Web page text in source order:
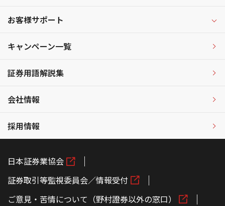
お客様サポート
キャンペーン一覧
証券用語解説集
会社情報
採用情報
日本証券業協会
証券取引等監視委員会／情報受付
ご意見・苦情について（野村證券以外の窓口）